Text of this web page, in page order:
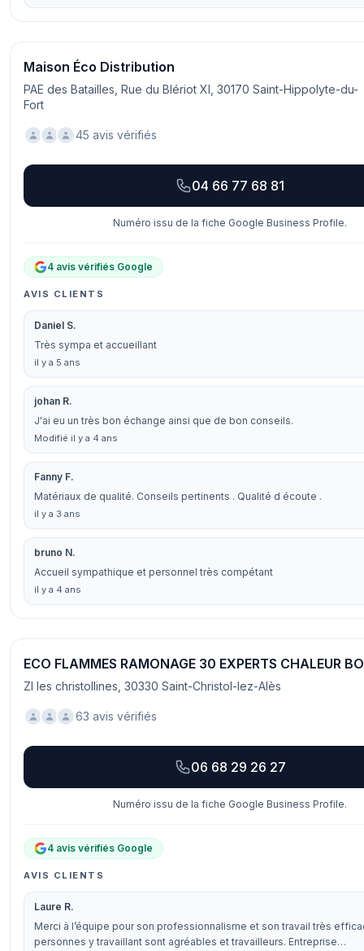
Maison Éco Distribution
PAE des Batailles, Rue du Blériot XI, 30170 Saint-Hippolyte-du-
Fort
45 avis vérifiés
04 66 77 68 81
Numéro issu de la fiche Google Business Profile.
4 avis vérifiés Google
AVIS CLIENTS
Daniel S.
Très sympa et accueillant
il y a 5 ans
johan R.
J'ai eu un très bon échange ainsi que de bon conseils.
Modifié il y a 4 ans
Fanny F.
Matériaux de qualité. Conseils pertinents . Qualité d écoute .
il y a 3 ans
bruno N.
Accueil sympathique et personnel très compétant
il y a 4 ans
ECO FLAMMES RAMONAGE 30 EXPERTS CHALEUR
ZI les christollines, 30330 Saint-Christol-lez-Alès
63 avis vérifiés
06 68 29 26 27
Numéro issu de la fiche Google Business Profile.
4 avis vérifiés Google
AVIS CLIENTS
Laure R.
Merci à l’équipe pour son professionnalisme et son travail très
personnes y travaillant sont agréables et travailleurs. Entreprise…